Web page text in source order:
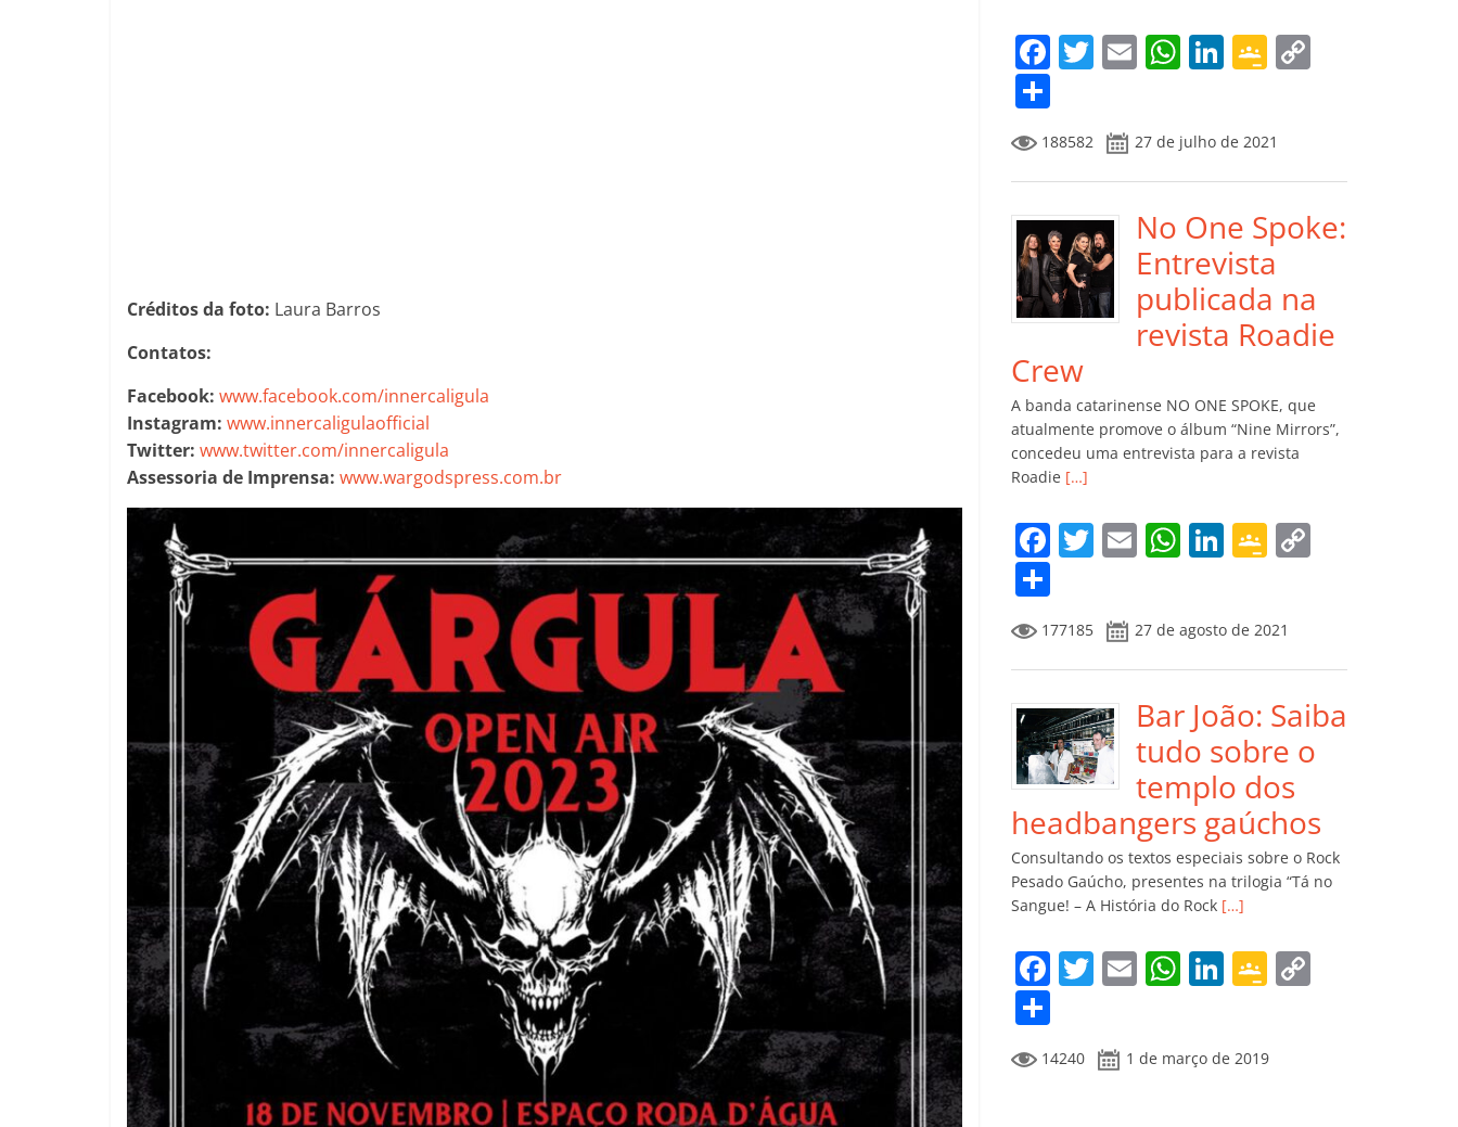
Créditos da foto: Laura Barros
Contatos:
Facebook: www.facebook.com/innercaligula
Instagram: www.innercaligulaofficial
Twitter: www.twitter.com/innercaligula
Assessoria de Imprensa: www.wargodspress.com.br
F
e
b
o
o
k
T
itt
er
E
l
W
s
A
p
p
Li
e
dI
n
G
gl
e
Cl
a
ss
ro
m
Li
n
o
m
p
ar
til
h
ar
188582 27 de julho de 2021
No One Spoke:
Entrevista
publicada na
revista Roadie
Crew
A banda catarinense NO ONE SPOKE, que
atualmente promove o álbum “Nine Mirrors”,
concedeu uma entrevista para a revista
Roadie […]
F
e
b
o
o
k
T
itt
er
E
l
W
s
A
p
p
Li
e
dI
n
G
gl
e
Cl
a
ss
ro
o
m
Li
n
k
o
m
p
ar
til
h
ar
177185 27 de agosto de 2021
Bar João: Saiba
tudo sobre o
templo dos
headbangers gaúchos
Consultando os textos especiais sobre o Rock
Pesado Gaúcho, presentes na trilogia “Tá no
Sangue! – A História do Rock […]
F
e
T
itt
er
E
l
W
s
Li
e
G
gl
o
m
14240 1 de março de 2019